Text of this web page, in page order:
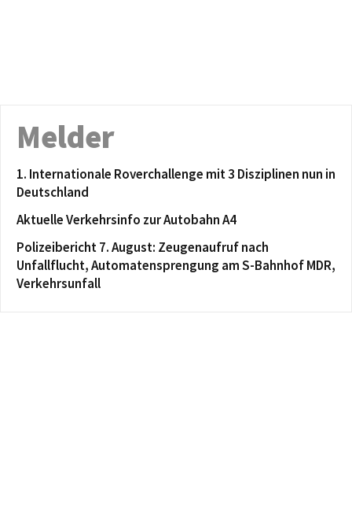
Melder
1. Internationale Roverchallenge mit 3 Disziplinen nun in
Deutschland
Aktuelle Verkehrsinfo zur Autobahn A4
Polizeibericht 7. August: Zeugenaufruf nach
Unfallflucht, Automatensprengung am S-Bahnhof MDR,
Verkehrsunfall